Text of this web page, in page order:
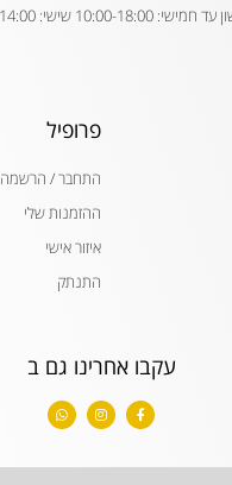
שישי: 10:00-14:00
פרופיל
התחבר / הרשמה
ההזמנות שלי
איזור אישי
התנתק
עקבו אחרינו גם ב
F
a
c
o
I
n
s
g
W
h
a
a